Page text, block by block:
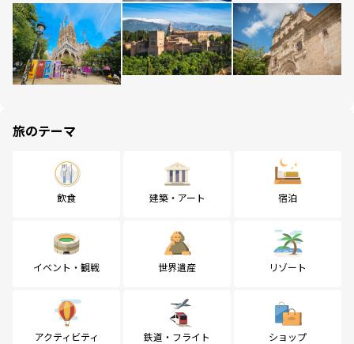
旅のテーマ
飲食 建築・アート 宿泊
イベント・観戦 世界遺産 リゾート
アクティビティ 鉄道・フライト ショップ